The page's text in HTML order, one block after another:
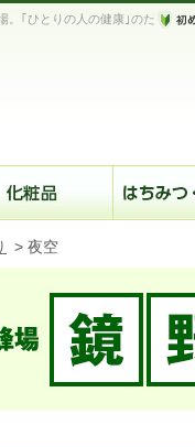
。｢ひとりの人の健康｣のた
> 夜空